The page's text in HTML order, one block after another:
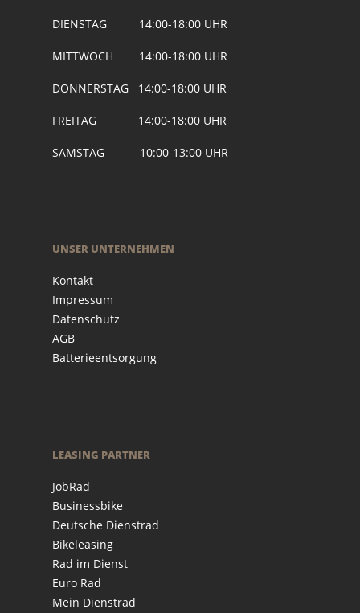
DIENSTAG 14:00-18:00 UHR
MITTWOCH 14:00-18:00 UHR
DONNERSTAG 14:00-18:00 UHR
FREITAG 14:00-18:00 UHR
SAMSTAG 10:00-13:00 UHR
UNSER UNTERNEHMEN
Kontakt
Impressum
Datenschutz
AGB
Batterieentsorgung
LEASING PARTNER
JobRad
Businessbike
Deutsche Dienstrad
Bikeleasing
Rad im Dienst
Euro Rad
Mein Dienstrad